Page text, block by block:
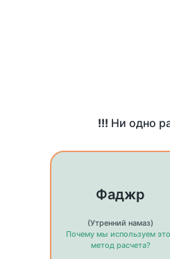
!!! Ни одно
Фаджр
(Утренний намаз)
Почему мы используем
метод расчета?